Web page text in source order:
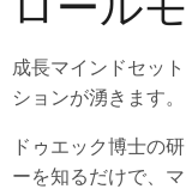
成長マインドセッ
ションが湧きます。
ドゥエック博士の
ーを知るだけで、